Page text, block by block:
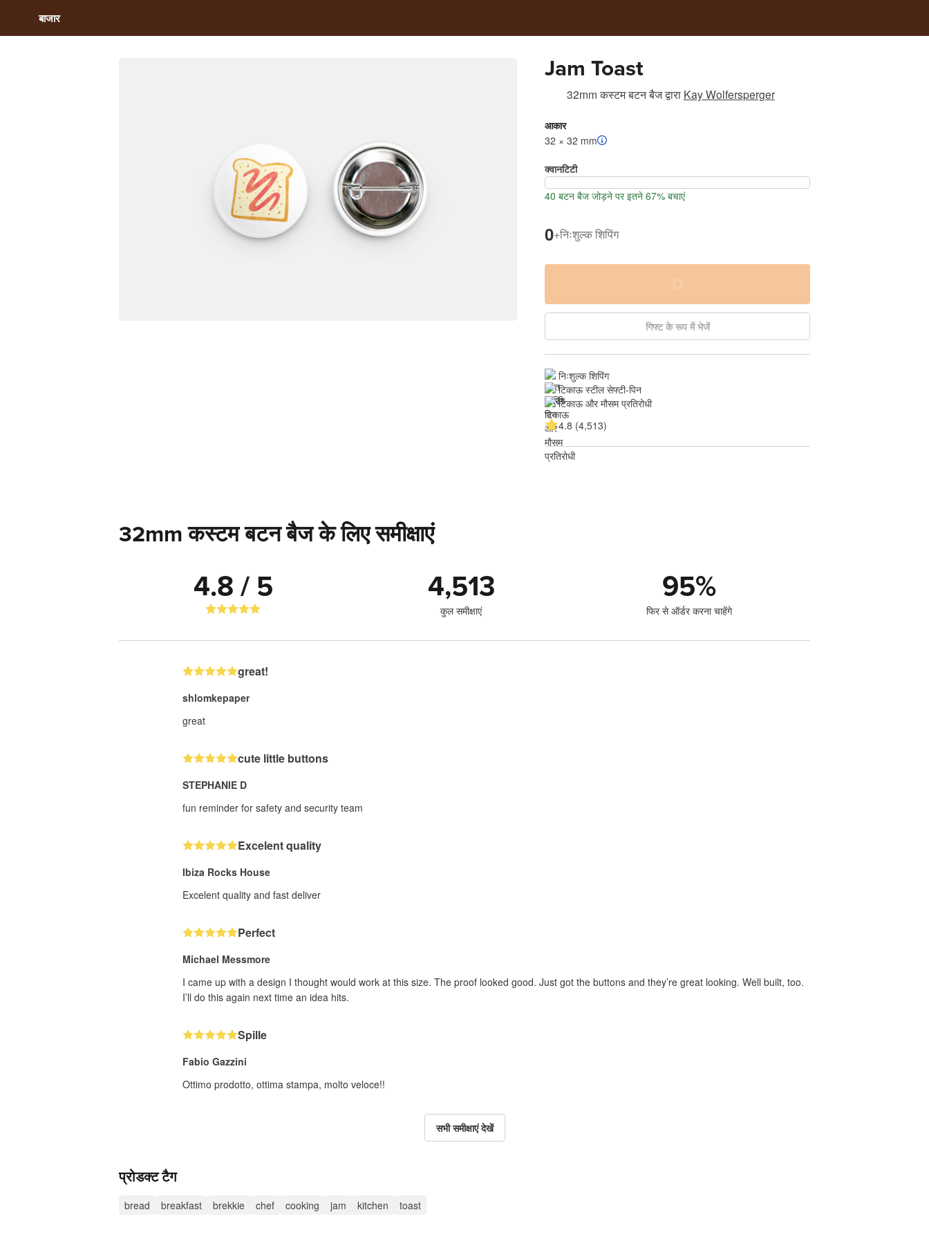
बाजार
Jam Toast
32mm कस्टम बटन बैजद्वारा Kay Wolfersperger
आकार
32 × 32 mm
क्वानटिटी
40 बटन बैज जोड़ने पर इतने 67% बचाएं
0+निःशुल्क शिपिंग
गिफ्ट के रूप में भेजें
निःशुल्क शिपिंग
टिकाऊ स्टील सेफ्टी-पिन
टिकाऊ और मौसम प्रतिरोधी
4.8 (4,513)
32mm कस्टम बटन बैज के लिए समीक्षाएं
4.8 / 5 4,513
कुल समीक्षाएं
95%
फिर से ऑर्डर करना चाहेंगे
great!
shlomkepaper
great
cute little buttons
STEPHANIE D
fun reminder for safety and security team
Excelent quality
Ibiza Rocks House
Excelent quality and fast deliver
Perfect
Michael Messmore
I came up with a design I thought would work at this size. The proof looked good. Just got the buttons and they’re great looking. Well built, too.
I’ll do this again next time an idea hits.
Spille
Fabio Gazzini
Ottimo prodotto, ottima stampa, molto veloce!!
सभी समीक्षाएं देखें
प्रोडक्ट टैग
bread breakfast brekkie chef cooking jam kitchen toast